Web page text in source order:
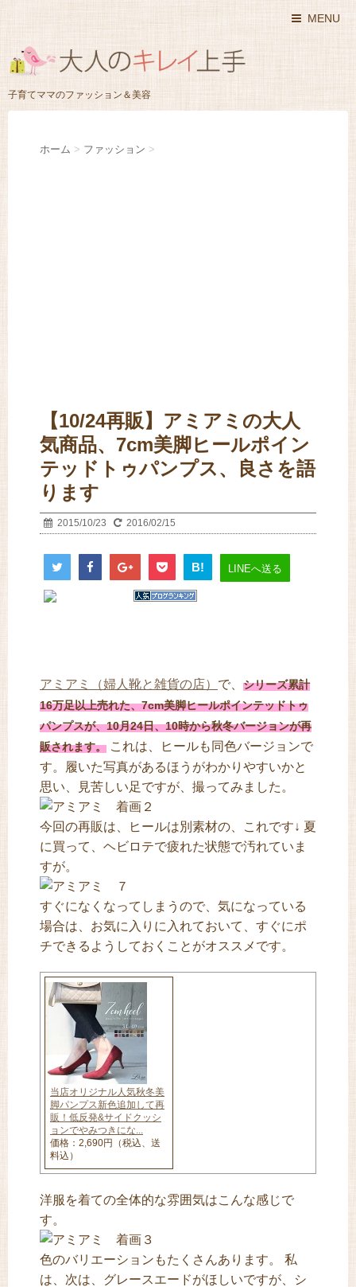
MENU
子育てママのファッション＆美容
ホーム > ファッション >
【10/24再販】アミアミの大人
気商品、7cm美脚ヒールポイン
テッドトゥパンプス、良さを語
ります
2015/10/23 2016/02/15
B! LINEへ送る
アミアミ（婦人靴と雑貨の店） で、 シリーズ累計
16万足以上売れた、7cm美脚ヒールポインテッドトゥ
パンプスが、10月24日、10時から秋冬バージョンが再
販されます。 これは、ヒールも同色バージョンで
す。履いた写真があるほうがわかりやすいかと
思い、見苦しい足ですが、撮ってみました。
今回の再販は、ヒールは別素材の、これです↓ 夏
に買って、ヘビロテで疲れた状態で汚れていま
すが。
すぐになくなってしまうので、気になっている
場合は、お気に入りに入れておいて、すぐにポ
チできるようしておくことがオススメです。
当店オリジナル人気秋冬美
脚パンプス新色追加して再
販！低反発&サイドクッシ
ョンでやみつきにな...
価格：2,690円（税込、送
料込）
洋服を着ての全体的な雰囲気はこんな感じで
す。
色のバリエーションもたくさんあります。 私
は、次は、グレースエードがほしいですが、シ